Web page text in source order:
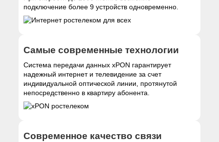
подключение более 9 устройств одновременно.
Самые современные технологии
Система передачи данных xPON гарантирует
надежный интернет и телевидение за счет
индивидуальной оптической линии, протянутой
непосредственно в квартиру абонента.
Современное качество связи